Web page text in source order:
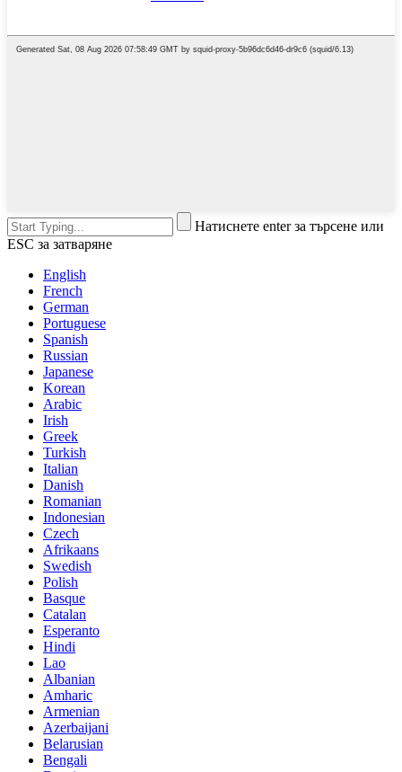
Натиснете enter за търсене или
ESC за затваряне
English
French
German
Portuguese
Spanish
Russian
Japanese
Korean
Arabic
Irish
Greek
Turkish
Italian
Danish
Romanian
Indonesian
Czech
Afrikaans
Swedish
Polish
Basque
Catalan
Esperanto
Hindi
Lao
Albanian
Amharic
Armenian
Azerbaijani
Belarusian
Bengali